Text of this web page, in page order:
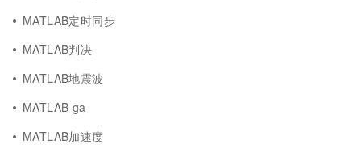
MATLAB定时同步
MATLAB判决
MATLAB地震波
MATLAB ga
MATLAB加速度